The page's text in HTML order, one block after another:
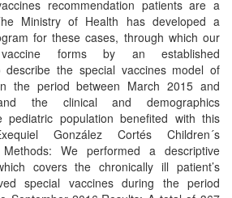
recommendation patients are a
Ministry of Health has developed a
for these cases, through which our
forms by an established
describe the special vaccines model of
the period between March 2015 and
the clinical and demographics
pediatric population benefited with this
González Cortés Children´s
Methods: We performed a descriptive
covers the chronically ill patient’s
special vaccines during the period